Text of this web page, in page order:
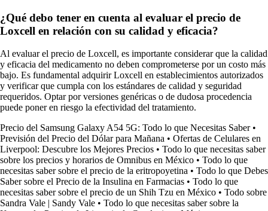
¿Qué debo tener en cuenta al evaluar el precio de
Loxcell en relación con su calidad y eficacia?
Al evaluar el precio de Loxcell, es importante considerar que la calidad
y eficacia del medicamento no deben comprometerse por un costo más
bajo. Es fundamental adquirir Loxcell en establecimientos autorizados
y verificar que cumpla con los estándares de calidad y seguridad
requeridos. Optar por versiones genéricas o de dudosa procedencia
puede poner en riesgo la efectividad del tratamiento.
Precio del Samsung Galaxy A54 5G: Todo lo que Necesitas Saber•
Previsión del Precio del Dólar para Mañana • Ofertas de Celulares en
Liverpool: Descubre los Mejores Precios • Todo lo que necesitas saber
sobre los precios y horarios de Omnibus en México • Todo lo que
necesitas saber sobre el precio de la eritropoyetina • Todo lo que Debes
Saber sobre el Precio de la Insulina en Farmacias • Todo lo que
necesitas saber sobre el precio de un Shih Tzu en México • Todo sobre
Sandra Vale | Sandy Vale • Todo lo que necesitas saber sobre la